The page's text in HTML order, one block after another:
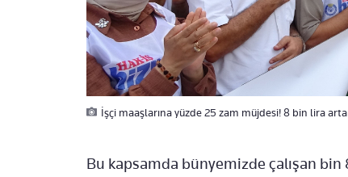
İşçi maaşlarına yüzde 25 zam müjdesi! 8 bin lira
Bu kapsamda bünyemizde çalışan